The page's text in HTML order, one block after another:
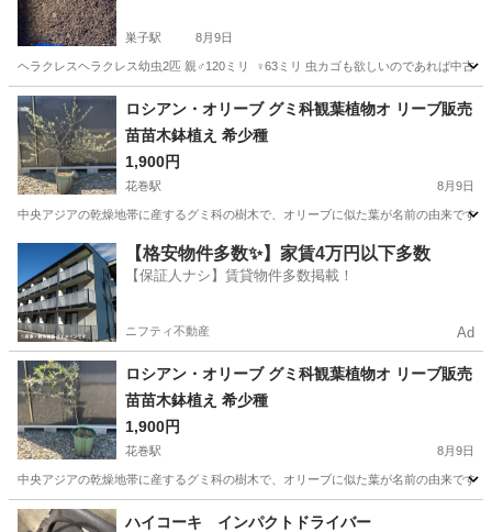
巣子駅 8月9日
ヘラクレスヘラクレス幼虫2匹 親♂120ミリ ︎︎ ♀63ミリ 虫カゴも欲しいのであれば中古
岩手 盛岡市 その他 幼虫
ロシアン・オリーブ グミ科観葉植物オ リーブ販売
苗苗木鉢植え 希少種
1,900円
花巻駅 8月9日
中央アジアの乾燥地帯に産するグミ科の樹木で、オリーブに似た葉が名前の由来です
花巻市 花巻駅 その他
【格安物件多数✨】家賃4万円以下多数
【保証人ナシ】賃貸物件多数掲載！
ニフティ不動産 Ad
ロシアン・オリーブ グミ科観葉植物オ リーブ販売
苗苗木鉢植え 希少種
1,900円
花巻駅 8月9日
中央アジアの乾燥地帯に産するグミ科の樹木で、オリーブに似た葉が名前の由来です
岩手 花巻市 花巻駅 その他 グミ
ハイコーキ インパクトドライバー